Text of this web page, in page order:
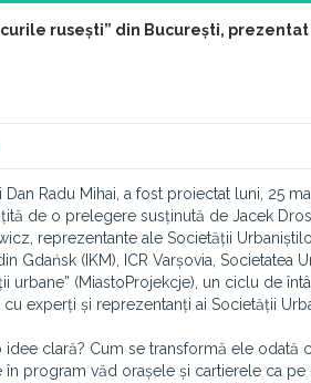
rusești” din București, prezentat
Radu Mihai, a fost proiectat luni, 25
de o prelegere susținută de Jacek
reprezentante ale Societății
Gdańsk (IKM), ICR Varșovia, Societatea
urbane” (MiastoProjekcje), un ciclu de
experți și reprezentanți ai Societății
clară? Cum se transformă ele odată
program văd orașele și cartierele ca pe